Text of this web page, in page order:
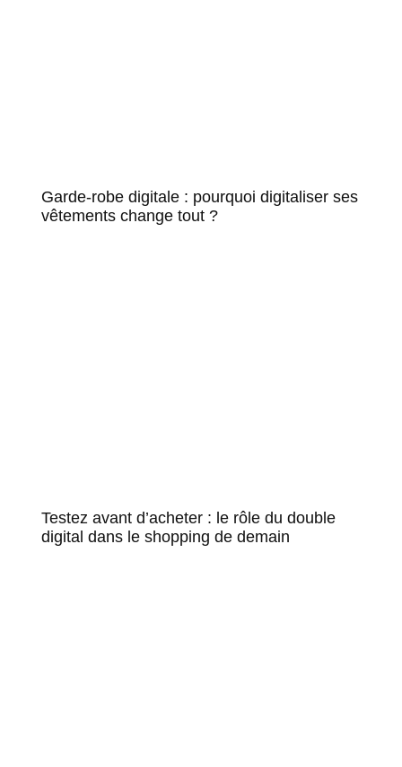
Garde-robe digitale : pourquoi digitaliser ses
vêtements change tout ?
Testez avant d’acheter : le rôle du double
digital dans le shopping de demain